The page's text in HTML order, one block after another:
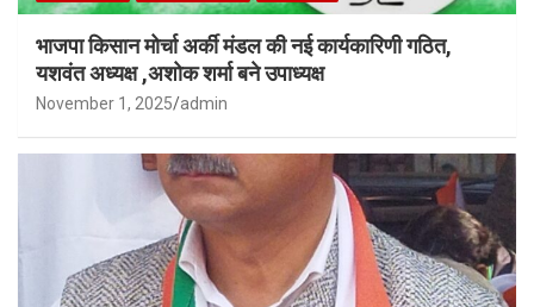
भाजपा किसान मोर्चा अर्की मंडल की नई कार्यकारिणी गठित,
यशवंत अध्यक्ष ,अशोक शर्मा बने उपाध्यक्ष
November 1, 2025 admin